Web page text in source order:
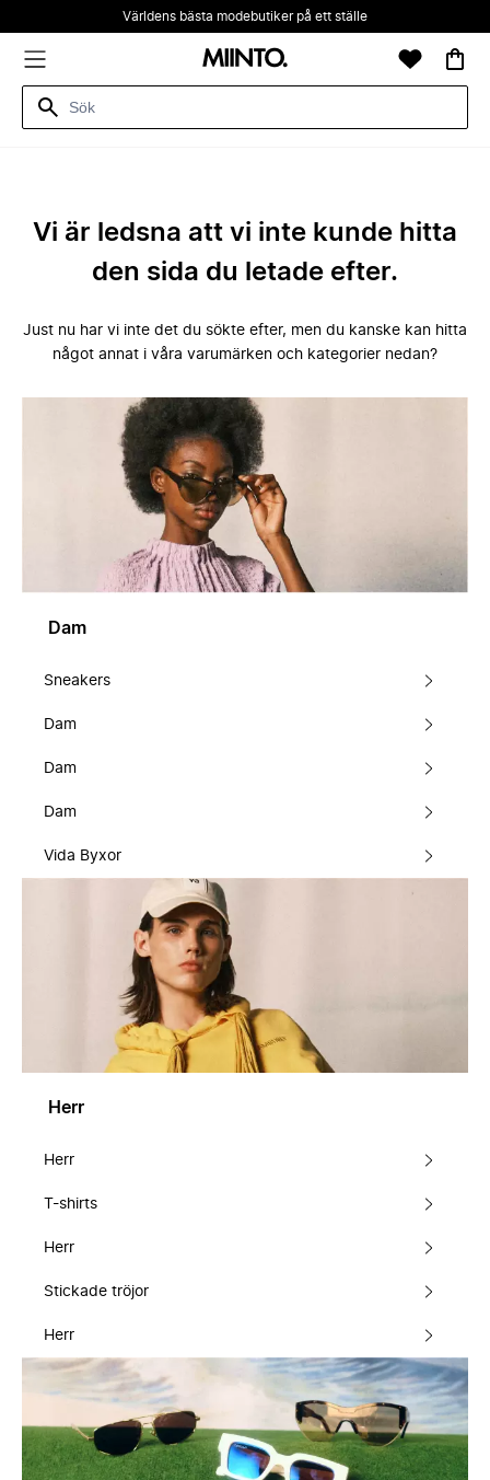
Världens bästa modebutiker på ett ställe
Vi är ledsna att vi inte kunde hitta
den sida du letade efter.
Just nu har vi inte det du sökte efter, men du kanske kan hitta
något annat i våra varumärken och kategorier nedan?
Dam
Sneakers
Dam
Dam
Dam
Vida Byxor
Herr
Herr
T-shirts
Herr
Stickade tröjor
Herr